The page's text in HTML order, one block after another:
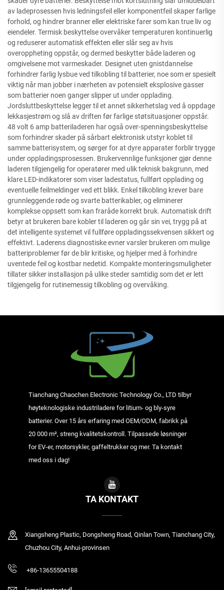
av ladeprosessen hvis ledningsfeil eller komponentfeil skaper farlige
forhold, og hindrer branner eller elektriske farer som kan true liv og
eiendeler. Termisk beskyttelse overvåker temperaturen kontinuerlig
og reduserer automatisk effekten eller slår seg av hvis
overoppheting oppstår, og dermed beskytter både laderen og
omgivelsene mot varmeskader. Designet uten gnistdannelse
forhindrer farlig lysbue ved tilkobling til batterier, noe som er spesielt
viktig når man jobber i nærheten av potensielt eksplosive gasser
som batterier noen ganger slipper ut under opplading.
Jordsluttbeskyttelse legger til et annet sikkerhetslag ved å oppdage
lekkasjestrøm og slå av driften før farlige støtsituasjoner oppstår.
48 volt 6 amp batteriladeren har også over-spenningsbeskyttelse
som forhindrer skader på sårbart elektronisk utstyr koblet til
samme batterisystem, og sørger for at dyre apparater forblir trygge
under oppladingsprosessen. Brukervennlige funksjoner gjør denne
laderen tilgjengelig for operatører med ulik teknisk bakgrunn, med
klare LED-indikatorer som viser ladestatus, fullført opplading og
eventuelle feilmeldinger ved ett blikk. Enkel tilkobling krever bare
grunnleggende røde og svarte batterikabler, og eliminerer
komplekse oppsett som kan fraråde korrekt bruk. Automatisk drift
betyr at brukeren bare kobler til laderen og går sin vei, trygg på at
det intelligente systemet vil fullføre oppladingssekvensen sikkert og
effektivt. Laderens diagnostiske evner varsler brukeren om mulige
batteriproblemer før de blir kritiske, og hjelper med å forhindre
uventede feil og kostbar nedetid. Kompakte monteringsmuligheter
tillater sikker installasjon på ulike steder samtidig som det er lett
tilgjengelig for rutinemessig tilkobling og overvåking.
Tianchang Chaochen Electronic Technology Co., LTD tilbyr
høyteknologiske industriladere for litium- og bly-syre
batterier. Over 15 års erfaring med OEM/ODM, fabrikk på
20 000 m², streng kvalitetskontroll. Tilpassede løsninger
for EV-er, motorsykler, gaffeltrukker og mer. Ta kontakt
med oss i dag!
TA KONTAKT
Xiangsheng Plastic, Dongsheng Road, Qinlan Town, Tianchang City,
Chuzhou City, Anhui-provinsen
+86-13655504188